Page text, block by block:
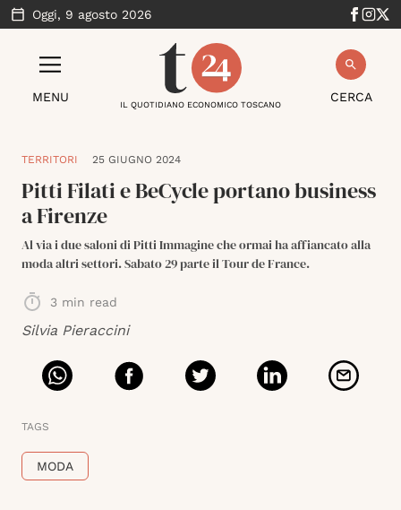
Oggi, 9 agosto 2026
MENU CERCA
IL QUOTIDIANO ECONOMICO TOSCANO
TERRITORI 25 GIUGNO 2024
Pitti Filati e BeCycle portano business
a Firenze
Al via i due saloni di Pitti Immagine che ormai ha affiancato alla
moda altri settori. Sabato 29 parte il Tour de France.
3 min read
Silvia Pieraccini
TAGS
MODA